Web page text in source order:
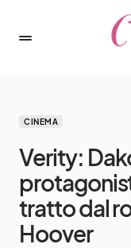
CINEMA
Verity:
tratto dal
Hoover